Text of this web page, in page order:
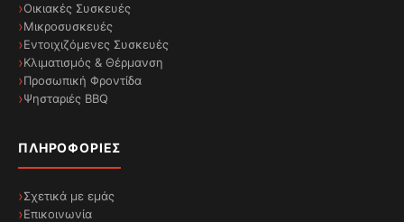
Οικιακές Συσκευές
Μικροσυσκευές
Εντοιχιζόμενες Συσκευές
Κλιματισμός & Θέρμανση
Προσωπική Φροντίδα
Ψησταριές BBQ
ΠΛΗΡΟΦΟΡΊΕΣ
Σχετικά με εμάς
Επικοινωνία